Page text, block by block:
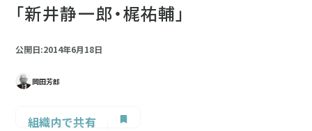
「新井静一郎・梶祐輔」
公開日:2014年6月18日
岡田芳郎
組織内で共有